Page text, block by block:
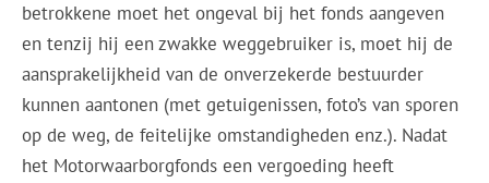
betrokkene moet het ongeval bij het fonds aangeven
en tenzij hij een zwakke weggebruiker is, moet hij de
aansprakelijkheid van de onverzekerde bestuurder
kunnen aantonen (met getuigenissen, foto’s van sporen
op de weg, de feitelijke omstandigheden enz.). Nadat
het Motorwaarborgfonds een vergoeding heeft